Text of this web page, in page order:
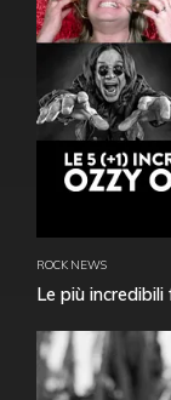
ROCK NEWS
Le più